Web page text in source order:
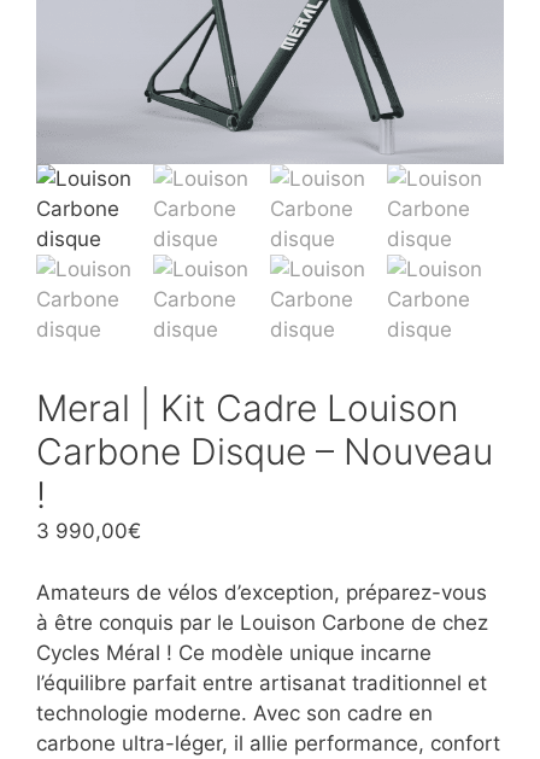
Meral | Kit Cadre Louison
Carbone Disque – Nouveau
!
3 990,00€
Amateurs de vélos d’exception, préparez-vous
à être conquis par le Louison Carbone de chez
Cycles Méral ! Ce modèle unique incarne
l’équilibre parfait entre artisanat traditionnel et
technologie moderne. Avec son cadre en
carbone ultra-léger, il allie performance, confort